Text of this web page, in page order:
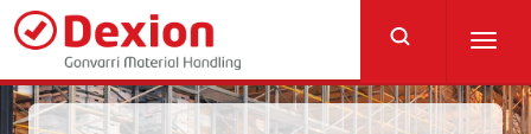
Skip
main
content